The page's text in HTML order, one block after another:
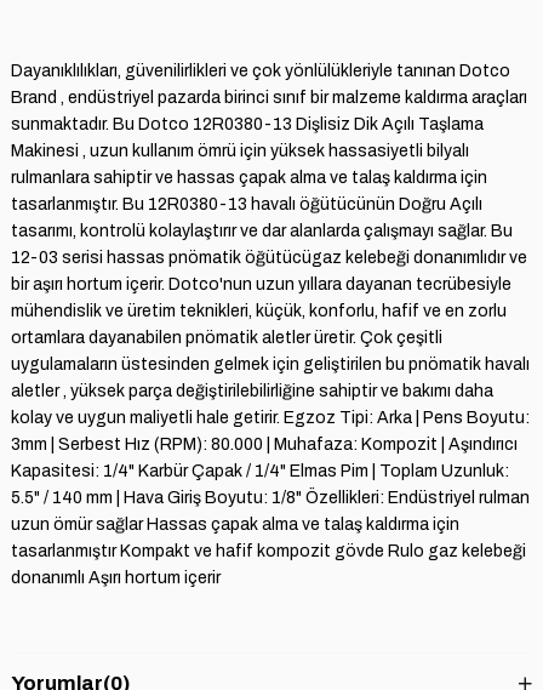
Dayanıklılıkları, güvenilirlikleri ve çok yönlülükleriyle tanınan Dotco
Brand , endüstriyel pazarda birinci sınıf bir malzeme kaldırma araçları
sunmaktadır. Bu Dotco 12R0380-13 Dişlisiz Dik Açılı Taşlama
Makinesi , uzun kullanım ömrü için yüksek hassasiyetli bilyalı
rulmanlara sahiptir ve hassas çapak alma ve talaş kaldırma için
tasarlanmıştır. Bu 12R0380-13 havalı öğütücünün Doğru Açılı
tasarımı, kontrolü kolaylaştırır ve dar alanlarda çalışmayı sağlar. Bu
12-03 serisi hassas pnömatik öğütücügaz kelebeği donanımlıdır ve
bir aşırı hortum içerir. Dotco'nun uzun yıllara dayanan tecrübesiyle
mühendislik ve üretim teknikleri, küçük, konforlu, hafif ve en zorlu
ortamlara dayanabilen pnömatik aletler üretir. Çok çeşitli
uygulamaların üstesinden gelmek için geliştirilen bu pnömatik havalı
aletler , yüksek parça değiştirilebilirliğine sahiptir ve bakımı daha
kolay ve uygun maliyetli hale getirir. Egzoz Tipi: Arka | Pens Boyutu:
3mm | Serbest Hız (RPM): 80.000 | Muhafaza: Kompozit | Aşındırıcı
Kapasitesi: 1/4" Karbür Çapak / 1/4" Elmas Pim | Toplam Uzunluk:
5.5" / 140 mm | Hava Giriş Boyutu: 1/8" Özellikleri: Endüstriyel rulman
uzun ömür sağlar Hassas çapak alma ve talaş kaldırma için
tasarlanmıştır Kompakt ve hafif kompozit gövde Rulo gaz kelebeği
donanımlı Aşırı hortum içerir
Yorumlar(0)